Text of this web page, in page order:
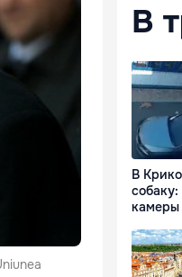
В
В
камеры